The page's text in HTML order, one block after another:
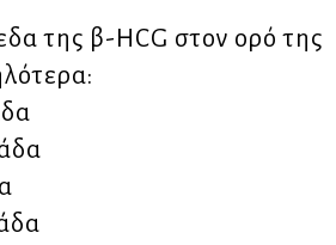
της β-HCG στον ορό της